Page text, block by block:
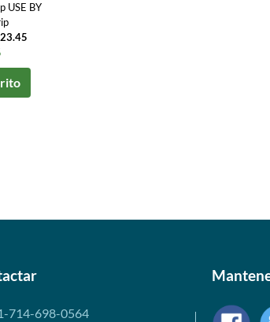
USE BY
714-698-0564